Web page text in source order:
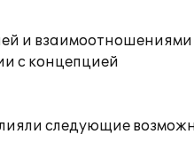
и взаимоотношениями
с концепцией
следующие